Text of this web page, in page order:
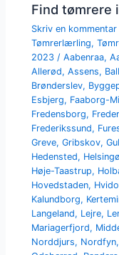
Find tømrere
Skriv en kommentar
Tømrerlærling,
2023 /Aabenraa,
Allerød,Assens,
Brønderslev,
Esbjerg, Faaborg-
Fredensborg,
Frederikssund,
Greve,Gribskov,
Hedensted,
Høje-Taastrup,
Hovedstaden,
Kalundborg,
Langeland, Lejre,
Mariagerfjord,
Norddjurs, Nordfyn,